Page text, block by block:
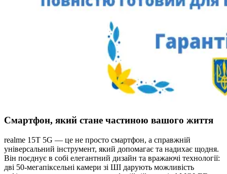
Смартфон, який стане частиною вашого життя
realme 15T 5G — це не просто смартфон, а справжній
універсальний інструмент, який допомагає та надихає щодня.
Він поєднує в собі елегантний дизайн та вражаючі технології:
дві 50-мегапіксельні камери зі ШІ дарують можливість